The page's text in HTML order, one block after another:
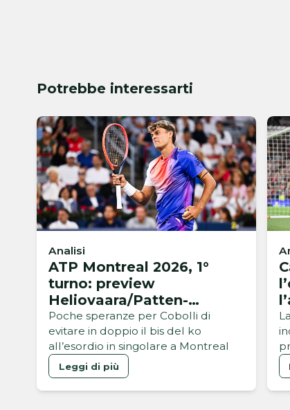
Potrebbe interessarti
Analisi
ATP Montreal 2026, 1°
turno: preview
Heliovaara/Patten-
Buse/Cobolli
Poche speranze per Cobolli di
evitare in doppio il bis del ko
all’esordio in singolare a Montreal
Leggi di più